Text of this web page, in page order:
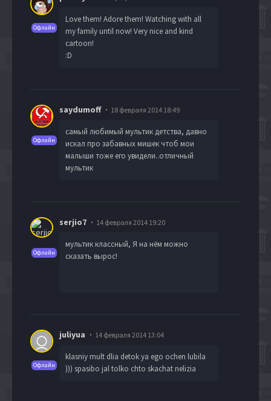
Офлайн
Love them! Adore them! Watching with all
my family until now! Very nice and kind
cartoon!
:D
Офлайн
saydumoff 18 февраля 2014 18:49
самый любимый мультик детства, давно
искал про забавных мишек чтоб мои
малыши тоже его увидели..отличный
мультик
Офлайн
serjio7 14 февраля 2014 19:20
мультик классный, Я на нём можно
сказать вырос!
Офлайн
juliyua 14 февраля 2014 13:04
klasniy mult dlia detok ya ego ochen lubila
))) spasibo jal tolko chto skachat nelizia